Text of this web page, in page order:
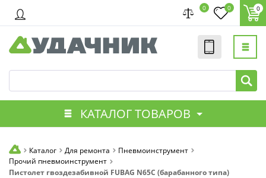
0 0 0
КАТАЛОГ ТОВАРОВ
Каталог Для ремонта
Пневмоинструмент
Прочий пневмоинструмент
Пистолет гвоздезабивной FUBAG N65C (барабанного типа)